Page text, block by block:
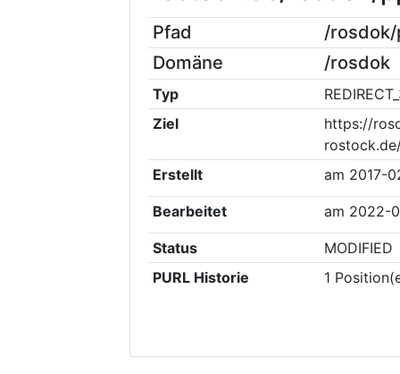
Pfad
/
Domäne
/rosdok
Typ
Ziel
https://
Erstellt
am 2017-
Bearbeitet am 2022-
Status
MODIFIED
PURL Historie
1